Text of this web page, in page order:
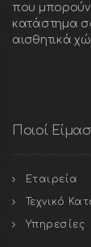
που μπορούν
κατάστημα
αισθητικά
Ποιοί
Εταιρεία
Τεχνικό
Υπηρεσίες